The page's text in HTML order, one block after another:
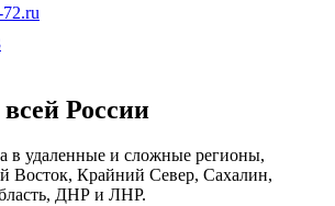
России
в удаленные и сложные регионы,
Восток, Крайний Север, Сахалин,
ДНР и ЛНР.